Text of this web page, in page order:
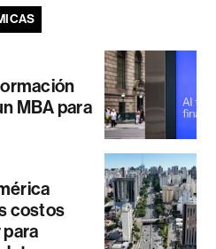
MBA para
costos
para